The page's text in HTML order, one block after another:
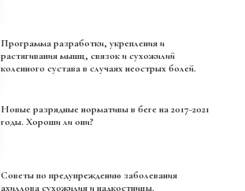
Программа разработки, укрепления и
растягивания мышц, связок и сухожилий
коленного сустава в случаях неострых болей.
Новые разрядные нормативы в беге на 2017-2021
годы. Хороши ли они?
Советы по предупреждению заболевания
ахиллова сухожилия и надкостницы.